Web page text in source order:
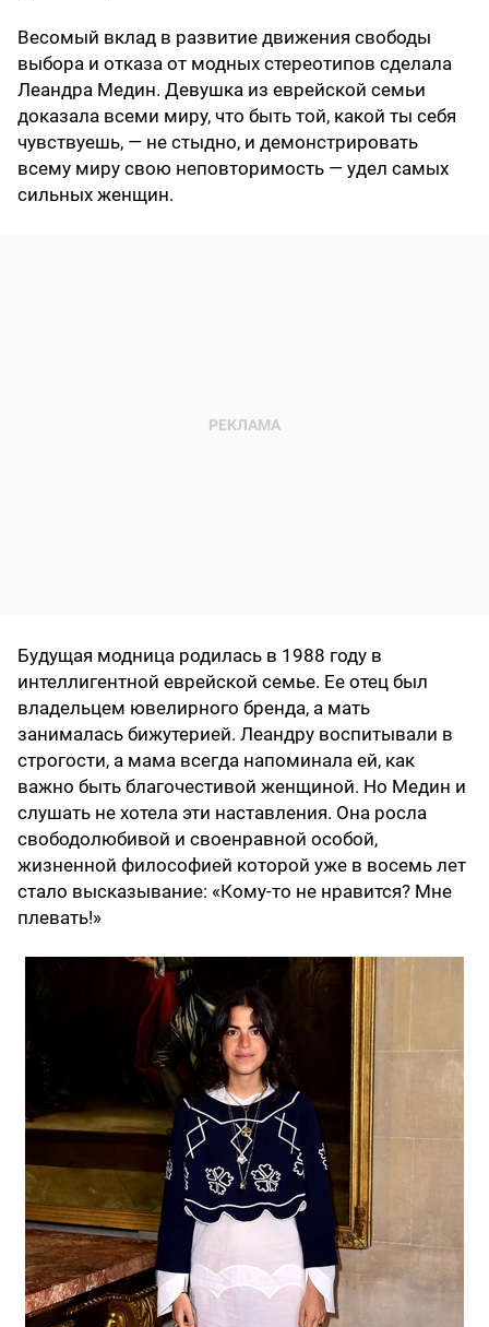
Весомый вклад в развитие движения свободы
выбора и отказа от модных стереотипов сделала
Леандра Медин. Девушка из еврейской семьи
доказала всеми миру, что быть той, какой ты себя
чувствуешь, — не стыдно, и демонстрировать
всему миру свою неповторимость — удел самых
сильных женщин.
Будущая модница родилась в 1988 году в
интеллигентной еврейской семье. Ее отец был
владельцем ювелирного бренда, а мать
занималась бижутерией. Леандру воспитывали в
строгости, а мама всегда напоминала ей, как
важно быть благочестивой женщиной. Но Медин и
слушать не хотела эти наставления. Она росла
свободолюбивой и своенравной особой,
жизненной философией которой уже в восемь лет
стало высказывание: «Кому-то не нравится? Мне
плевать!»